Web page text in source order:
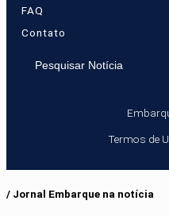
FAQ
Contato
Pesquisar Notícia
Termos de
/ Jornal Embarque na notícia